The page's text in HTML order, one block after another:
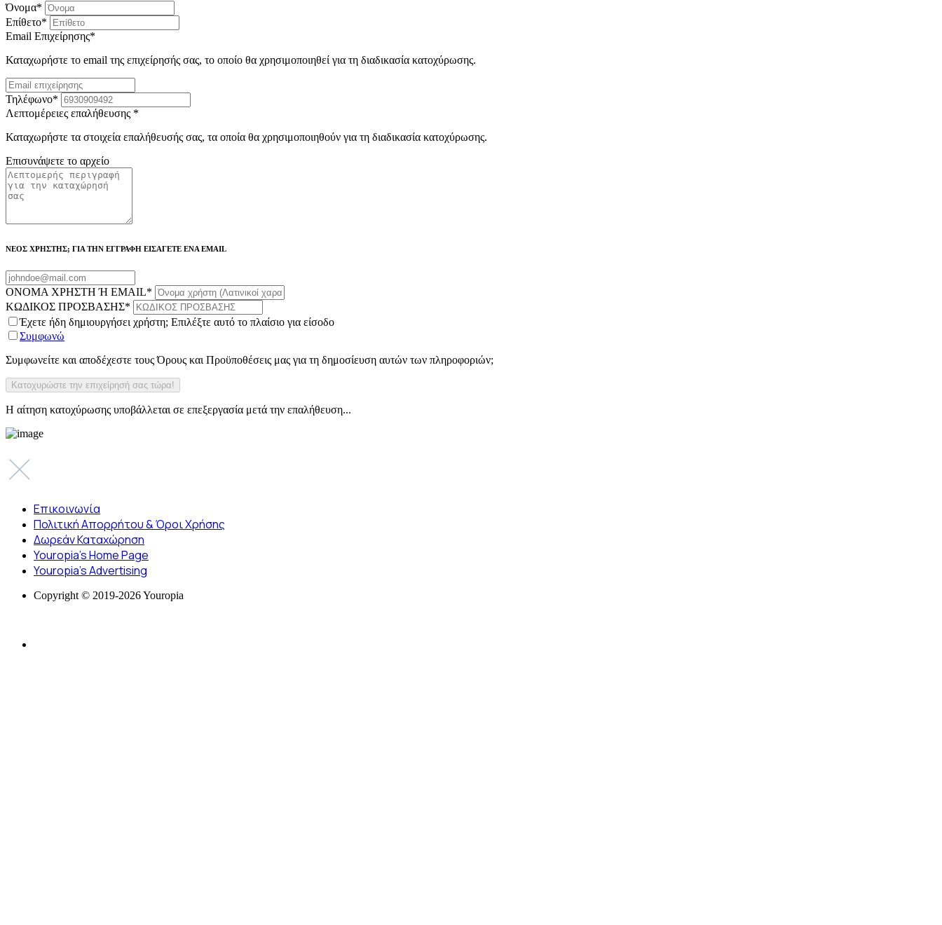
Όνομα*
Επίθετο*
Email Επιχείρησης*
Καταχωρήστε το email της επιχείρησής σας, το οποίο θα χρησιμοποιηθεί για τη διαδικασία κατοχύρωσης.
Τηλέφωνο*
Λεπτομέρειες επαλήθευσης *
Καταχωρήστε τα στοιχεία επαλήθευσής σας, τα οποία θα χρησιμοποιηθούν για τη διαδικασία κατοχύρωσης.
Επισυνάψετε το αρχείο
ΝΕΟΣ ΧΡΗΣΤΗΣ; ΓΙΑ ΤΗΝ ΕΓΓΡΑΦΗ ΕΙΣΑΓΕΤΕ ΕΝΑ EMAIL
ΟΝΟΜΑ ΧΡΗΣΤΗ Ή EMAIL*
ΚΩΔΙΚΟΣ ΠΡΟΣΒΑΣΗΣ*
Έχετε ήδη δημιουργήσει χρήστη; Επιλέξτε αυτό το πλαίσιο για είσοδο
Συμφωνώ
Συμφωνείτε και αποδέχεστε τους Όρους και Προϋποθέσεις μας για τη δημοσίευση αυτών των πληροφοριών;
Η αίτηση κατοχύρωσης υποβάλλεται σε επεξεργασία μετά την επαλήθευση...
Επικοινωνία
Πολιτική Απορρήτου & Όροι Χρήσης
Δωρεάν Καταχώρηση
Youropia’s Home Page
Youropia’s Advertising
Copyright © 2019-2026 Youropia